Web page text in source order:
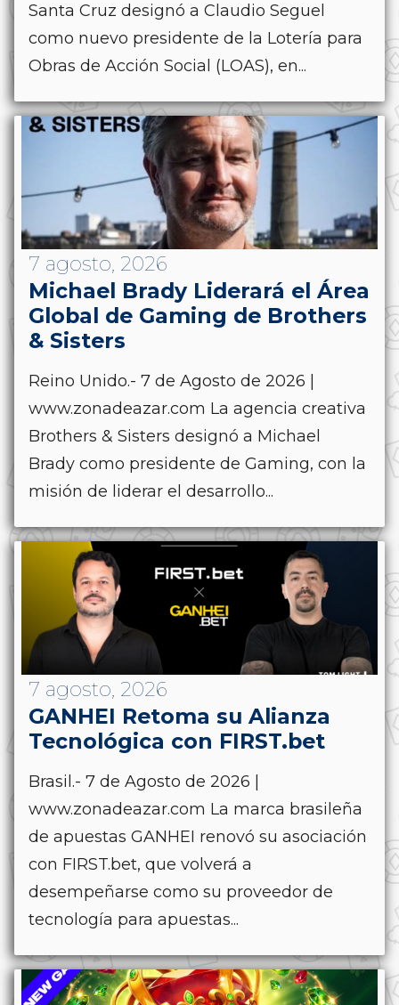
Santa Cruz designó a Claudio Seguel
como nuevo presidente de la Lotería para
Obras de Acción Social (LOAS), en...
7 agosto, 2026
Michael Brady Liderará el Área
Global de Gaming de Brothers
& Sisters
Reino Unido.- 7 de Agosto de 2026 |
www.zonadeazar.com La agencia creativa
Brothers & Sisters designó a Michael
Brady como presidente de Gaming, con la
misión de liderar el desarrollo...
7 agosto, 2026
GANHEI Retoma su Alianza
Tecnológica con FIRST.bet
Brasil.- 7 de Agosto de 2026 |
www.zonadeazar.com La marca brasileña
de apuestas GANHEI renovó su asociación
con FIRST.bet, que volverá a
desempeñarse como su proveedor de
tecnología para apuestas...